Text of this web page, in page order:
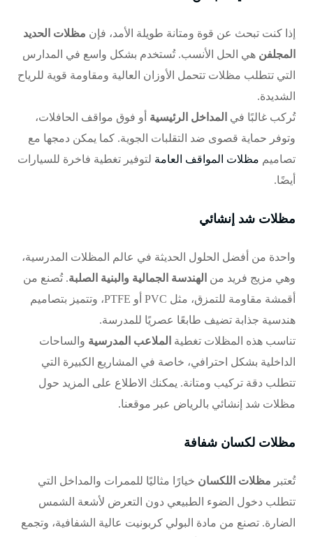
إذا كنت تبحث عن قوة ومتانة طويلة الأمد، فإن مظلات الحديد
المجلفن هي الحل الأنسب. تُستخدم بشكل واسع في المدارس
التي تتطلب مظلات تتحمل الأوزان العالية ومقاومة قوية للرياح
الشديدة.
تُركب غالبًا في المداخل الرئيسية أو فوق مواقف الحافلات،
وتوفر حماية قصوى ضد التقلبات الجوية. كما يمكن دمجها مع
تصاميم مظلات المواقف العامة لتوفير تغطية فاخرة للسيارات
أيضًا.
مظلات شد إنشائي
واحدة من أفضل الحلول الحديثة في عالم المظلات المدرسية،
وهي مزيج فريد من الهندسة الجمالية والبنية الصلبة. تُصنع من
أقمشة مقاومة للتمزق، مثل PVC أو PTFE، وتتميز بتصاميم
هندسية جذابة تضيف طابعًا عصريًا للمدرسة.
تناسب هذه المظلات تغطية الملاعب المدرسية والساحات
الداخلية بشكل احترافي، خاصة في المشاريع الكبيرة التي
تتطلب دقة تركيب ومتانة. يمكنك الاطلاع على المزيد حول
مظلات شد إنشائي بالرياض عبر موقعنا.
مظلات لكسان شفافة
تُعتبر مظلات اللكسان خيارًا مثاليًا للممرات والمداخل التي
تتطلب دخول الضوء الطبيعي دون التعرض لأشعة الشمس
الضارة. تصنع من مادة البولي كربونيت عالية الشفافية، وتجمع